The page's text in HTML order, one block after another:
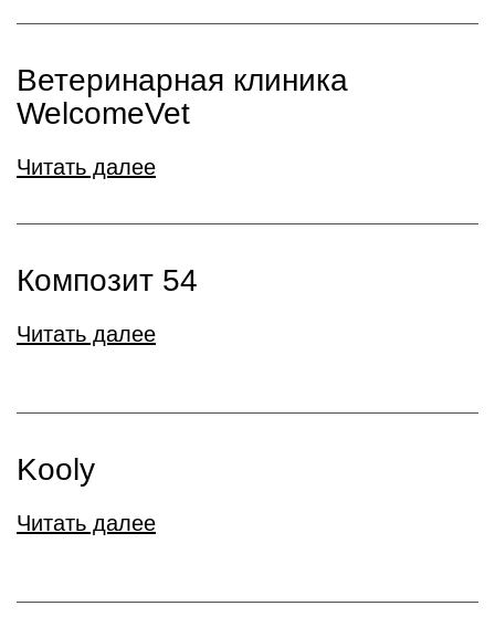
Ветеринарная клиника
WelcomeVet
Читать далее
Композит 54
Читать далее
Kooly
Читать далее